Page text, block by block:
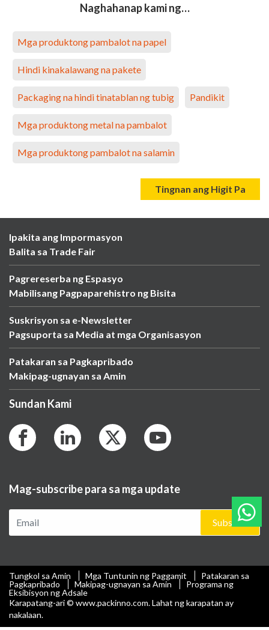
Naghahanap kami ng…
Mga produktong pambalot na papel
Hindi kinakalawang na pakete
Packaging na hindi tinatablan ng tubig Pandikit
Mga produktong metal na pambalot
Mga produktong pambalot na salamin
Tingnan ang Higit Pa
Ipakita ang Impormasyon
Balita sa Trade Fair
Pagrereserba ng Espasyo
Mabilisang Pagpaparehistro ng Bisita
Suskrisyon sa e-Newsletter
Pagsuporta sa Media at mga Organisasyon
Patakaran sa Pagkapribado
Makipag-ugnayan sa Amin
Sundan Kami
Mag-subscribe para sa mga update
Subscribe
Tungkol sa Amin Mga Tuntunin ng Paggamit
Patakaran sa
Pagkapribado
Makipag-ugnayan sa Amin
Programa ng
Eksibisyon ng Adsale
Karapatang-ari © www.packinno.com. Lahat ng karapatan ay
nakalaan.